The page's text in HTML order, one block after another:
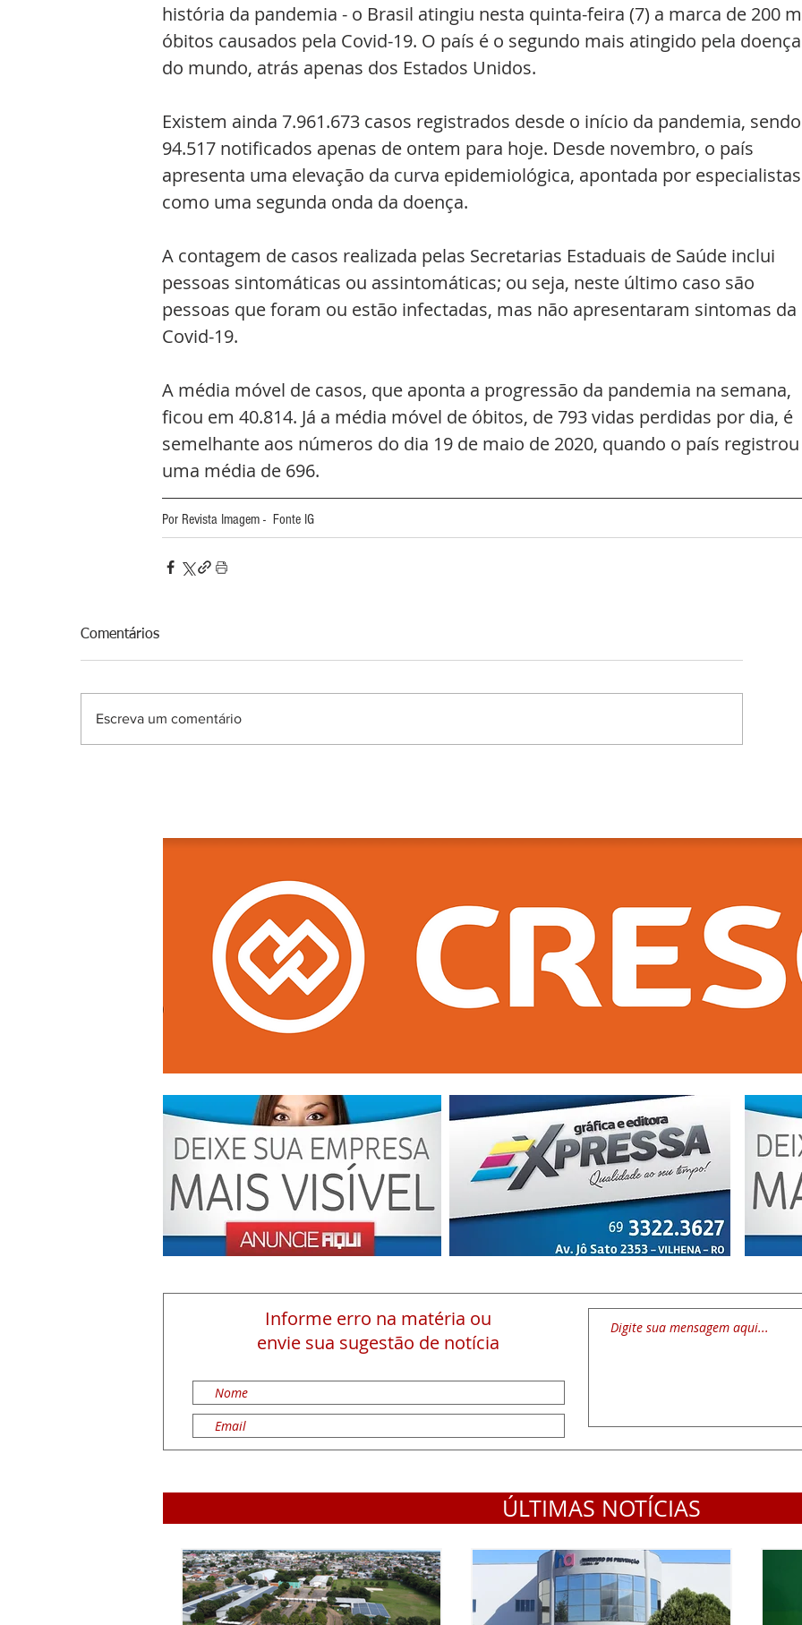
história da pandemia - o Brasil atingiu nesta quinta-feira (7) a marca de 200
óbitos causados pela Covid-19. O país é o segundo mais atingido pela
do mundo, atrás apenas dos Estados Unidos.
Existem ainda 7.961.673 casos registrados desde o início da pandemia,
94.517 notificados apenas de ontem para hoje. Desde novembro, o país
apresenta uma elevação da curva epidemiológica, apontada por
como uma segunda onda da doença.
A contagem de casos realizada pelas Secretarias Estaduais de Saúde inclui
pessoas sintomáticas ou assintomáticas; ou seja, neste último caso são
pessoas que foram ou estão infectadas, mas não apresentaram sintomas da
Covid-19.
A média móvel de casos, que aponta a progressão da pandemia na semana,
ficou em 40.814. Já a média móvel de óbitos, de 793 vidas perdidas por dia, é
semelhante aos números do dia 19 de maio de 2020, quando o país
uma média de 696.
Por Revista Imagem -  Fonte IG
Comentários
Escreva um comentário
Informe erro na matéria ou
envie sua sugestão de notícia
ÚLTIMAS NOTÍCIAS